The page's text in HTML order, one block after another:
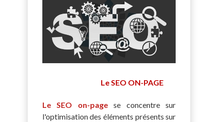
Le SEO ON-PAGE
Le SEO on-page
se concentre sur
l'optimisation des éléments présents sur